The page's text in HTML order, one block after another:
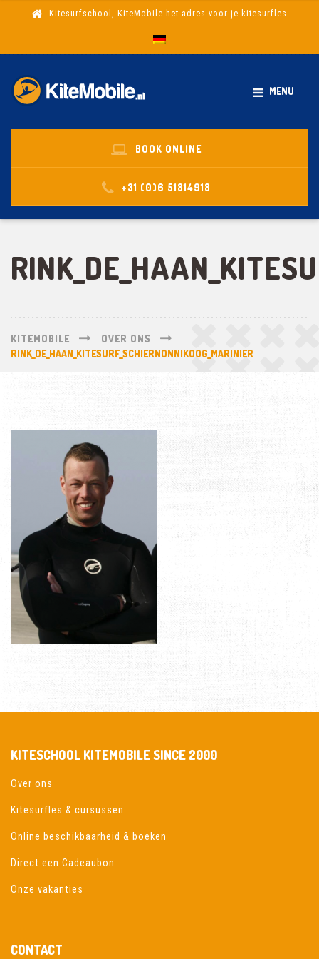
Kitesurfschool, KiteMobile het adres voor je kitesurfles
MENU
BOOK ONLINE
+31 (0)6 51814918
KITEMOBILE
OVER ONS
RINK_DE_HAAN_KITESURF_SCHIERNONNIKOOG_MARINIER
KITESCHOOL KITEMOBILE SINCE 2000
Over ons
Kitesurfles & cursussen
Online beschikbaarheid & boeken
Direct een Cadeaubon
Onze vakanties
CONTACT